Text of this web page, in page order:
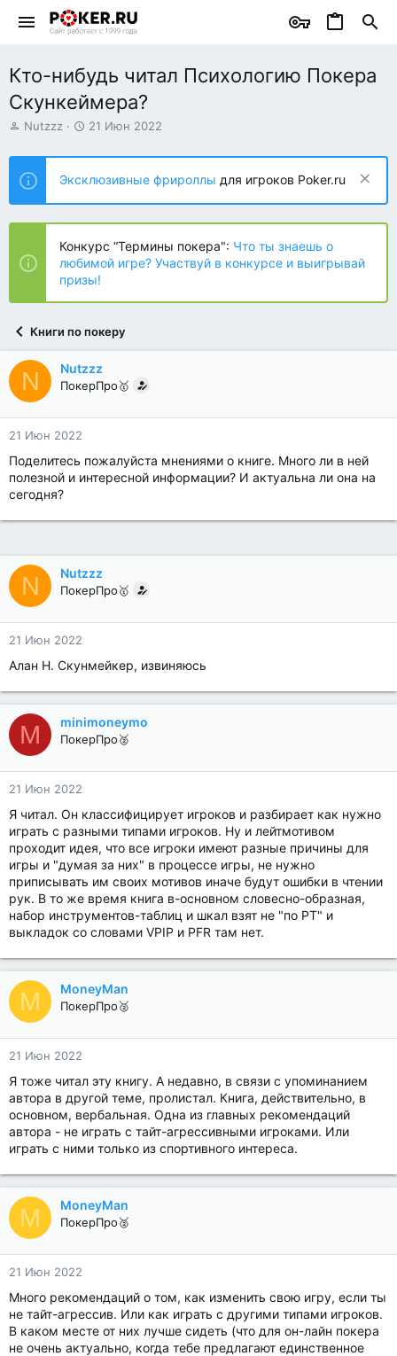
Кто-нибудь читал Психологию Покера
Скункеймера?
А
т
о
р
т
е
ы
Nutzzz
Д
т
н
а
ч
л
а
21 Июн 2022
Эксклюзивные фрироллы для игроков Poker.ru
Конкурс “Термины покера": Что ты знаешь о
любимой игре? Участвуй в конкурсе и выигрывай
призы!
Книги по покеру
N Nutzzz
ПокерПро🥇
21 Июн 2022
Поделитесь пожалуйста мнениями о книге. Много ли в ней
полезной и интересной информации? И актуальна ли она на
сегодня?
N Nutzzz
ПокерПро🥇
21 Июн 2022
Алан Н. Скунмейкер, извиняюсь
M minimoneymo
ПокерПро🥈
21 Июн 2022
Я читал. Он классифицирует игроков и разбирает как нужно
играть с разными типами игроков. Ну и лейтмотивом
проходит идея, что все игроки имеют разные причины для
игры и "думая за них" в процессе игры, не нужно
приписывать им своих мотивов иначе будут ошибки в чтении
рук. В то же время книга в-основном словесно-образная,
набор инструментов-таблиц и шкал взят не "по PT" и
выкладок со словами VPIP и PFR там нет.
M MoneyMan
ПокерПро🥈
21 Июн 2022
Я тоже читал эту книгу. А недавно, в связи с упоминанием
автора в другой теме, пролистал. Книга, действительно, в
основном, вербальная. Одна из главных рекомендаций
автора - не играть с тайт-агрессивными игроками. Или
играть с ними только из спортивного интереса.
M MoneyMan
ПокерПро🥈
21 Июн 2022
Много рекомендаций о том, как изменить свою игру, если ты
не тайт-агрессив. Или как играть с другими типами игроков.
В каком месте от них лучше сидеть (что для он-лайн покера
не очень актуально, когда тебе предлагают единственное